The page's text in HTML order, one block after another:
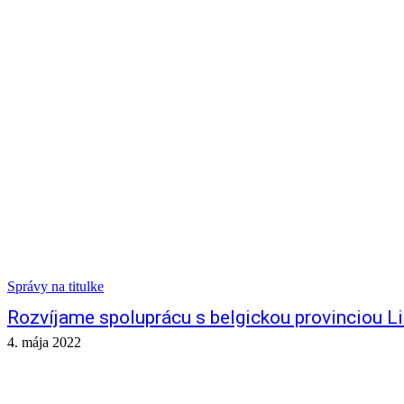
Správy na titulke
Rozvíjame spoluprácu s belgickou provinciou
4. mája 2022